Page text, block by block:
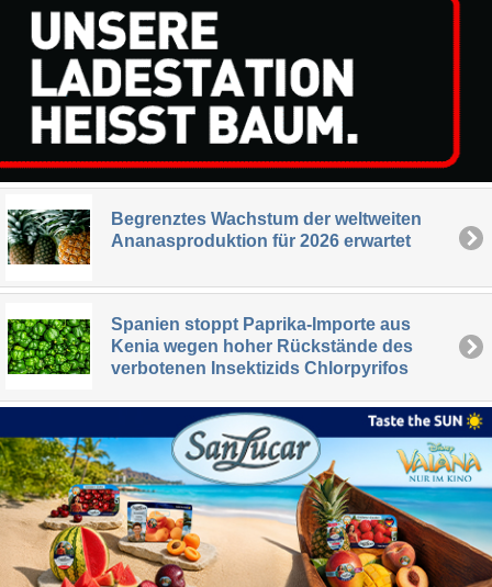
Begrenztes Wachstum der weltweiten
Ananasproduktion für 2026 erwartet
Spanien stoppt Paprika-Importe aus
Kenia wegen hoher Rückstände des
verbotenen Insektizids Chlorpyrifos